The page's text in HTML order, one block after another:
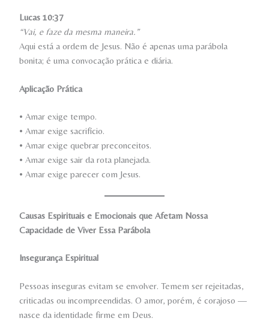
Lucas 10:37
“Vai, e faze da mesma maneira.”
Aqui está a ordem de Jesus. Não é apenas uma parábola
bonita; é uma convocação prática e diária.
Aplicação Prática
• Amar exige tempo.
• Amar exige sacrifício.
• Amar exige quebrar preconceitos.
• Amar exige sair da rota planejada.
• Amar exige parecer com Jesus.
Causas Espirituais e Emocionais que Afetam Nossa
Capacidade de Viver Essa Parábola
Insegurança Espiritual
Pessoas inseguras evitam se envolver. Temem ser rejeitadas,
criticadas ou incompreendidas. O amor, porém, é corajoso —
nasce da identidade firme em Deus.